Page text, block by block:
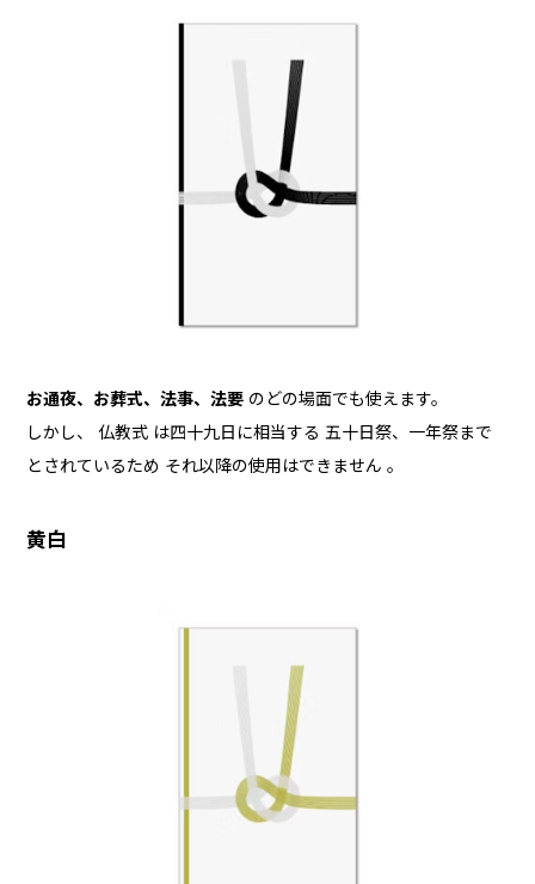
お通夜、お葬式、法事、法要 のどの場面でも使えます。
しかし、 仏教式 は四十九日に相当する 五十日祭、一年祭まで
とされているため それ以降の使用はできません 。
黄白